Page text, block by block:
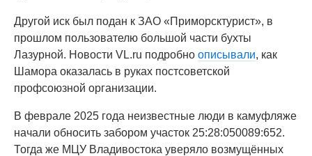
Другой иск был подан к ЗАО «Приморсктурист», в
прошлом пользователю большой части бухты
Лазурной. Новости VL.ru подробно описывали, как
Шамора оказалась в руках постсоветской
профсоюзной организации.
В феврале 2025 года неизвестные люди в камуфляже
начали обносить забором участок 25:28:050089:652.
Тогда же МЦУ Владивостока уверяло возмущённых